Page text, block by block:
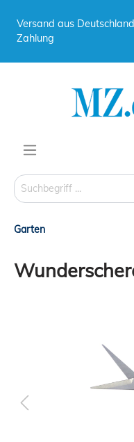
Versand aus
Zahlung
Garten